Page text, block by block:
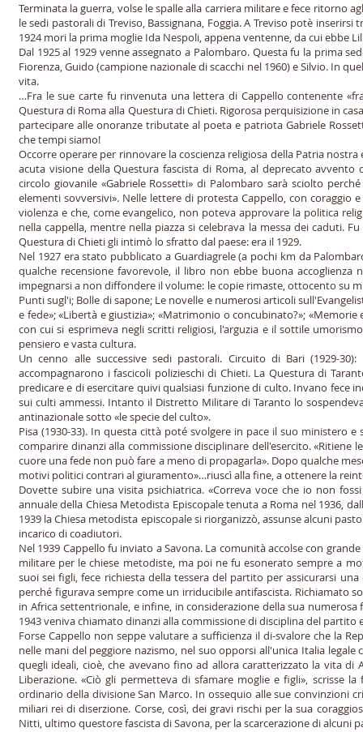
Terminata la guerra, volse le spalle alla carriera militare e fece ritorno
le sedi pastorali di Treviso, Bassignana, Foggia. A Treviso potè
1924 mori la prima moglie Ida Nespoli, appena ventenne, da cui ebbe
Dal 1925 al 1929 venne assegnato a Palombaro. Questa fu la prima
Fiorenza, Guido (campione nazionale di scacchi nel 1960) e Silvio. In
vita.
…Fra le sue carte fu rinvenuta una lettera di Cappello contenente
Questura di Roma alla Questura di Chieti. Rigorosa perquisizione in
partecipare alle onoranze tributate al poeta e patriota Gabriele
che tempi siamo!
Occorre operare per rinnovare la coscienza religiosa della Patria
acuta visione della Questura fascista di Roma, al deprecato
circolo giovanile «Gabriele Rossetti» di Palombaro sarà sciolto
elementi sovversivi». Nelle lettere di protesta Cappello, con
violenza e che, come evangelico, non poteva approvare la politica
nella cappella, mentre nella piazza si celebrava la messa dei caduti.
Questura di Chieti gli intimò lo sfratto dal paese: era il 1929.
Nel 1927 era stato pubblicato a Guardiagrele (a pochi km da
qualche recensione favorevole, il libro non ebbe buona
impegnarsi a non diffondere il volume: le copie rimaste, ottocento su
Punti sugl'i; Bolle di sapone; Le novelle e numerosi articoli
e fede»; «Libertà e giustizia»; «Matrimonio o concubinato?»;
con cui si esprimeva negli scritti religiosi, l'arguzia e il sottile
pensiero e vasta cultura.
Un cenno alle successive sedi pastorali. Circuito di Bari (1929-
accompagnarono i fascicoli polizieschi di Chieti. La Questura di
predicare e di esercitare quivi qualsiasi funzione di culto. Invano
sui culti ammessi. Intanto il Distretto Militare di Taranto lo
antinazionale sotto «le specie del culto».
Pisa (1930-33). In questa città poté svolgere in pace il suo ministero
comparire dinanzi alla commissione disciplinare dell'esercito. «Ritiene
cuore una fede non può fare a meno di propagarla». Dopo qualche
motivi politici contrari al giuramento»…riuscì alla fine, a ottenere la
Dovette subire una visita psichiatrica. «Correva voce che io non
annuale della Chiesa Metodista Episcopale tenuta a Roma nel 1936,
1939 la Chiesa metodista episcopale si riorganizzò, assunse alcuni
incarico di coadiutori.
Nel 1939 Cappello fu inviato a Savona. La comunità accolse con
militare per le chiese metodiste, ma poi ne fu esonerato sempre a
suoi sei figli, fece richiesta della tessera del partito per assicurarsi
perché figurava sempre come un irriducibile antifascista. Richiamato
in Africa settentrionale, e infine, in considerazione della sua
1943 veniva chiamato dinanzi alla commissione di disciplina del
Forse Cappello non seppe valutare a sufficienza il di-svalore che la
nelle mani del peggiore nazismo, nel suo opporsi all'unica Italia
quegli ideali, cioè, che avevano fino ad allora caratterizzato la vita
Liberazione. «Ciò gli permetteva di sfamare moglie e figli», scrisse
ordinario della divisione San Marco. In ossequio alle sue convinzioni
miliari rei di diserzione. Corse, così, dei gravi rischi per la sua
Nitti, ultimo questore fascista di Savona, per la scarcerazione di alcuni